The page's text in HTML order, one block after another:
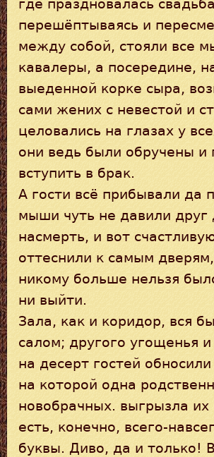
где праздновалась
перешёптываясь и
между собой, стояли все
кавалеры, а посередине,
выеденной корке сыра,
сами жених с невестой и
целовались на глазах у
они ведь были обручены и
вступить в брак.
А гости всё прибывали да
мыши чуть не давили друг
насмерть, и вот
оттеснили к самым
никому больше нельзя
ни выйти.
Зала, как и коридор, вся
салом; другого угощенья
на десерт гостей
на которой одна
новобрачных. выгрызла их
есть, конечно, всего-
буквы. Диво, да и только!